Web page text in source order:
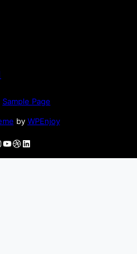
Sample Page
by WPEnjoy
YouTube
Dribbble
LinkedIn